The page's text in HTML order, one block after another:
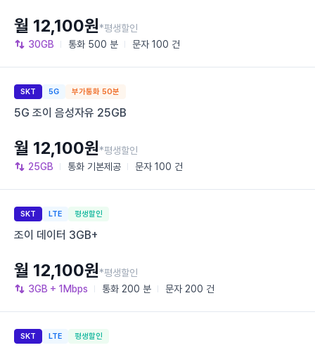
30GB 통화 500 분 문자 100 건
월 12,100원*평생할인
SKT 5G 부가통화 50분
5G 조이 음성자유 25GB
25GB 통화 기본제공 문자 100 건
월 12,100원*평생할인
SKT LTE 평생할인
조이 데이터 3GB+
3GB + 1Mbps 통화 200 분 문자 200 건
월 12,100원*평생할인
SKT LTE 평생할인